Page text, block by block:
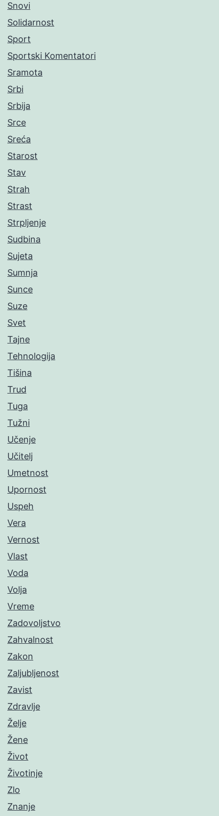
Snovi
Solidarnost
Sport
Sportski Komentatori
Sramota
Srbi
Srbija
Srce
Sreća
Starost
Stav
Strah
Strast
Strpljenje
Sudbina
Sujeta
Sumnja
Sunce
Suze
Svet
Tajne
Tehnologija
Tišina
Trud
Tuga
Tužni
Učenje
Učitelj
Umetnost
Upornost
Uspeh
Vera
Vernost
Vlast
Voda
Volja
Vreme
Zadovoljstvo
Zahvalnost
Zakon
Zaljubljenost
Zavist
Zdravlje
Želje
Žene
Život
Životinje
Zlo
Znanje